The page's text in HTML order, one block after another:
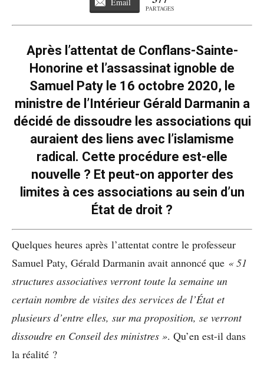
Email
PARTAGES
Après l’attentat de Conflans-Sainte-
Honorine et l’assassinat ignoble de
Samuel Paty le 16 octobre 2020, le
ministre de l’Intérieur Gérald Darmanin a
décidé de dissoudre les associations qui
auraient des liens avec l’islamisme
radical. Cette procédure est-elle
nouvelle ? Et peut-on apporter des
limites à ces associations au sein d’un
État de droit ?
Quelques heures après l’attentat contre le professeur
Samuel Paty, Gérald Darmanin avait annoncé que « 51
structures associatives verront toute la semaine un
certain nombre de visites des services de l’État et
plusieurs d’entre elles, sur ma proposition, se verront
dissoudre en Conseil des ministres ». Qu’en est-il dans
la réalité ?